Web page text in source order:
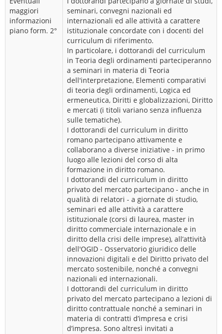
maggiori
informazioni
piano form. 2°
seminari, convegni nazionali ed
internazionali ed alle attività a carattere
istituzionale concordate con i docenti del
curriculum di riferimento.
In particolare, i dottorandi del curriculum
in Teoria degli ordinamenti parteciperanno
a seminari in materia di Teoria
dell'interpretazione, Elementi comparativi
di teoria degli ordinamenti, Logica ed
ermeneutica, Diritti e globalizzazioni, Diritto
e mercati (i titoli variano senza influenza
sulle tematiche).
I dottorandi del curriculum in diritto
romano partecipano attivamente e
collaborano a diverse iniziative - in primo
luogo alle lezioni del corso di alta
formazione in diritto romano.
I dottorandi del curriculum in diritto
privato del mercato partecipano - anche in
qualità di relatori - a giornate di studio,
seminari ed alle attività a carattere
istituzionale (corsi di laurea, master in
diritto commerciale internazionale e in
diritto della crisi delle imprese), all’attività
dell'OGID - Osservatorio giuridico delle
innovazioni digitali e del Diritto privato del
mercato sostenibile, nonché a convegni
nazionali ed internazionali.
I dottorandi del curriculum in diritto
privato del mercato partecipano a lezioni di
diritto contrattuale nonché a seminari in
materia di contratti d’impresa e crisi
d’impresa. Sono altresì invitati a